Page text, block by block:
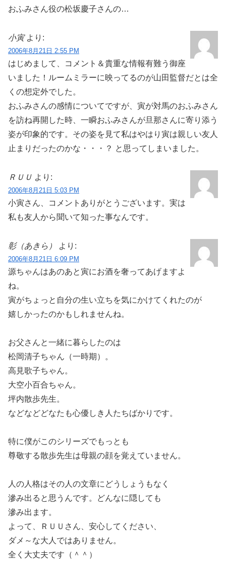
おふみさん役の松坂慶子さんの…
小寅 より:
2006年8月21日 2:55 PM
はじめまして、コメント＆貴重な情報有難う御座
いました！ルームミラーに映ってるのが山田監督だとは全
くの想定外でした。
おふみさんの感情についてですが、寅が対馬のおふみさん
を訪ね再開した時、一瞬おふみさんが旦那さんに寄り添う
姿が印象的です。その姿を見て私はやはり寅は親しい友人
止まりだったのかな・・・？ と思ってしまいました。
ＲＵＵ より:
2006年8月21日 5:03 PM
小寅さん、コメントありがとうございます。実は
私も友人から聞いて知った事なんです。
彰（あきら） より:
2006年8月21日 6:09 PM
源ちゃんはあのあと寅にお酒を奢ってあげますよ
ね。
寅がちょっと自分の生い立ちを気にかけてくれたのが
嬉しかったのかもしれませんね。
お父さんと一緒に暮らしたのは
松岡清子ちゃん（一時期）。
高見歌子ちゃん。
大空小百合ちゃん。
坪内散歩先生。
などなどどなたも心優しき人たちばかりです。
特に僕がこのシリーズでもっとも
尊敬する散歩先生は母親の顔を覚えていません。
人の人格はその人の文章にどうしょうもなく
滲み出ると思うんです。どんなに隠しても
滲み出ます。
よって、ＲＵＵさん、安心してください、
ダメ～な大人ではありません。
全く大丈夫です（＾＾）